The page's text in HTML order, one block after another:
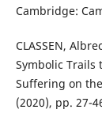
Cambridge:
CLASSEN,
Symbolic Trails
Suffering on
(2020), pp. 27-